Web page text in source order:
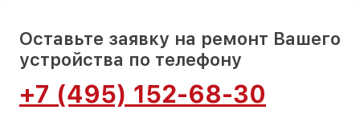
Оставьте заявку на ремонт Вашего
устройства по телефону
+7 (495) 152-68-30